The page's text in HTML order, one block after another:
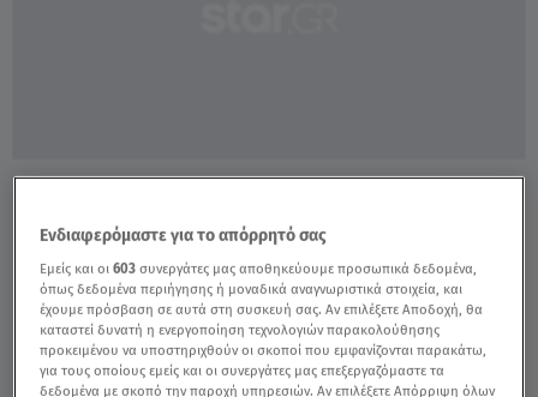
Νερά Χωρίς Στολή - Video
Ενδιαφερόμαστε για το απόρρητό σας
Εμείς και οι603 συνεργάτες μας αποθηκεύουμε προσωπικά δεδομένα,
όπως δεδομένα περιήγησης ή μοναδικά αναγνωριστικά στοιχεία, και
έχουμε πρόσβαση σε αυτά στη συσκευή σας. Αν επιλέξετε Αποδοχή, θα
καταστεί δυνατή η ενεργοποίηση τεχνολογιών παρακολούθησης
προκειμένου να υποστηριχθούν οι σκοποί που εμφανίζονται παρακάτω,
για τους οποίους εμείς και οι συνεργάτες μας επεξεργαζόμαστε τα
δεδομένα με σκοπό την παροχή υπηρεσιών. Αν επιλέξετε Απόρριψη όλων